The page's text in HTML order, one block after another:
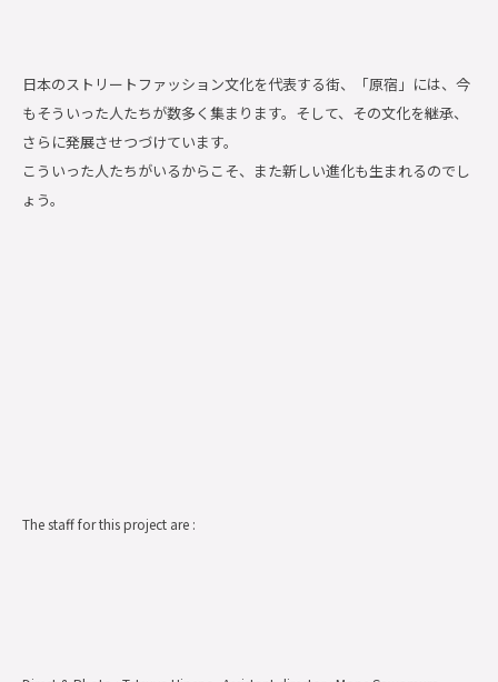
日本のストリートファッション文化を代表する街、「原宿」には、今
もそういった人たちが数多く集まります。そして、その文化を継承、
さらに発展させつづけています。
こういった人たちがいるからこそ、また新しい進化も生まれるのでし
ょう。
The staff for this project are :